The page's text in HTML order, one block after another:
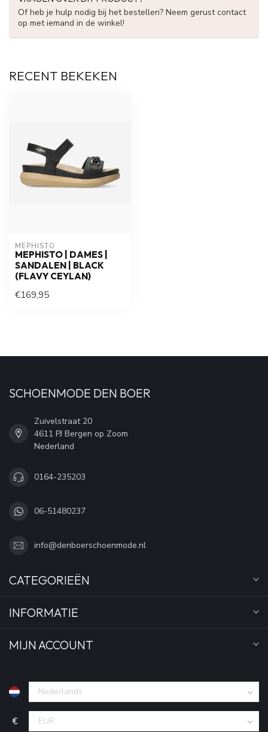
Of heb je hulp nodig bij het bestellen? Neem gerust contact
op met iemand in de winkel!
RECENT BEKEKEN
MEPHISTO
MEPHISTO | DAMES |
SANDALEN | BLACK
(FLAVY CEYLAN)
€169,95
SCHOENMODE DEN BOER
Zuivelstraat 20
4611 PJ Bergen op Zoom
Nederland
0164-235203
06-51480237
info@denboerschoenmode.nl
CATEGORIEËN
INFORMATIE
MIJN ACCOUNT
€